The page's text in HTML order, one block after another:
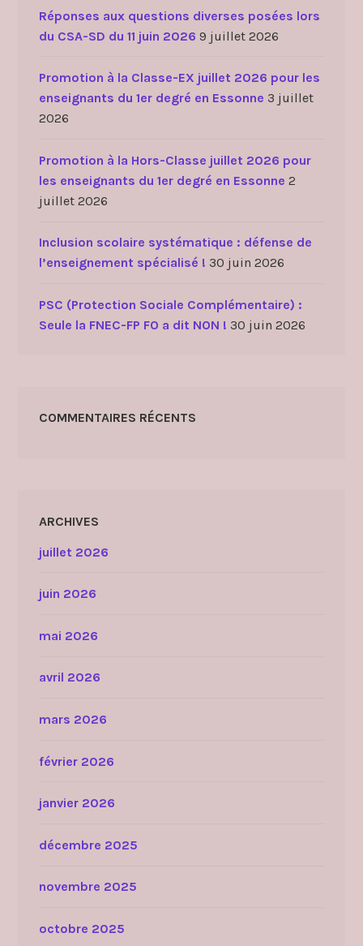
Réponses aux questions diverses posées lors
du CSA-SD du 11 juin 2026 9 juillet 2026
Promotion à la Classe-EX juillet 2026 pour les
enseignants du 1er degré en Essonne 3 juillet
2026
Promotion à la Hors-Classe juillet 2026 pour
les enseignants du 1er degré en Essonne 2
juillet 2026
Inclusion scolaire systématique : défense de
l’enseignement spécialisé ! 30 juin 2026
PSC (Protection Sociale Complémentaire) :
Seule la FNEC-FP FO a dit NON ! 30 juin 2026
COMMENTAIRES RÉCENTS
ARCHIVES
juillet 2026
juin 2026
mai 2026
avril 2026
mars 2026
février 2026
janvier 2026
décembre 2025
novembre 2025
octobre 2025